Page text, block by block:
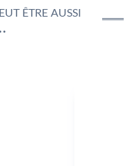
être aussi